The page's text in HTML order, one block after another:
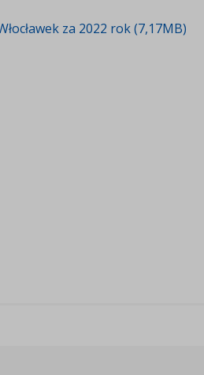
za 2022 rok (7,17MB)